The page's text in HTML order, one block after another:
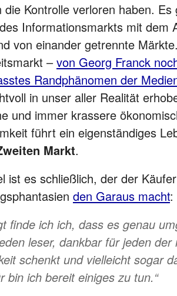
die Kontrolle verloren haben.
Informationsmarkts mit dem
von einander getrennte
–von Georg Franck
Randphänomen der
in unser aller Realität
und immer krassere
führt ein eigenständiges
Markt.
ist es schließlich, der der
den Garaus macht:
finde ich ich, dass es genau
leser, dankbar für jeden der
schenkt und vielleicht sogar
bin ich bereit einiges zu tun.“